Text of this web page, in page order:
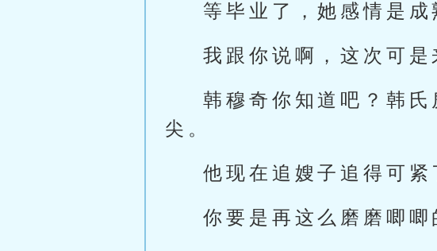
等毕业了，她感情是
我跟你说啊，这次可是
韩穆奇你知道吧？韩
尖。
他现在追嫂子追得可紧
你要是再这么磨磨唧